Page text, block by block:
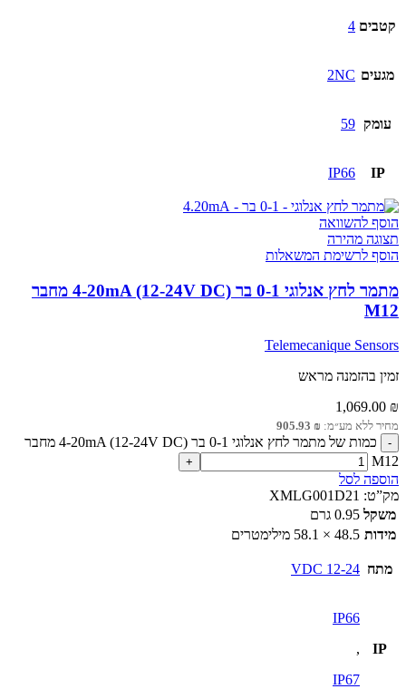
קטבים 4
מגעים 2NC
עומק 59
IP
IP66
הוסף להשוואה
תצוגה מהירה
הוסף לרשימת המשאלות
מתמר לחץ אנלוגי 0-1 בר 4-20mA (12-24V DC) מחבר
M12
Telemecanique Sensors
זמין בהזמנה מראש
1,069.00 ₪
מחיר ללא מע״מ: 905.93 ₪
כמות של מתמר לחץ אנלוגי 0-1 בר 4-20mA (12-24V DC) מחבר
M12
הוספה לסל
מק”ט: XMLG001D21
משקל 0.95 גרם
מידות 48.5 × 58.1 מילימטרים
מתח 12-24 VDC
IP
IP66
,
IP67